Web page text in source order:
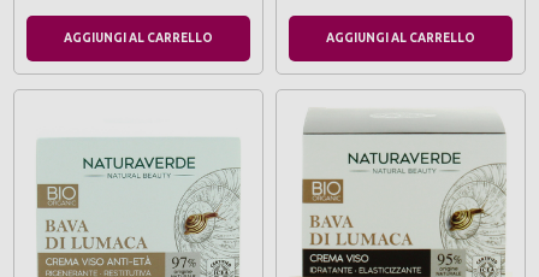
AGGIUNGI AL CARRELLO AGGIUNGI AL CARRELLO